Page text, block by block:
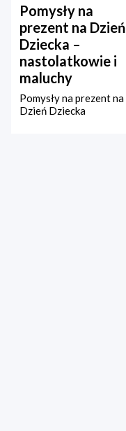
Pomysły na
prezent na Dzień
Dziecka –
nastolatkowie i
maluchy
Pomysły na prezent na
Dzień Dziecka